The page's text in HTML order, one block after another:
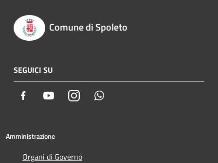
Comune di Spoleto
SEGUICI SU
Facebook YoutubeInstagram
Amministrazione
Organi di Governo